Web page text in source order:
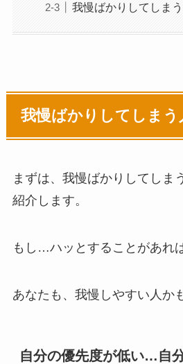
我慢ばかりしてしま
我慢ばかりしてしま
まずは、我慢ばかりしてしま
紹介します。
もし…ハッとすることがあれ
あなたも、我慢しやすい人か
自分の優先度が低い…自